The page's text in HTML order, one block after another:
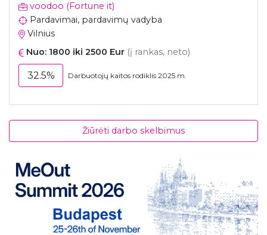
voodoo (Fortune it)
Pardavimai, pardavimų vadyba
Vilnius
Nuo: 1800 iki 2500 Eur (į rankas, neto)
32.5% Darbuotojų kaitos rodiklis 2025 m.
Žiūrėti darbo skelbimus